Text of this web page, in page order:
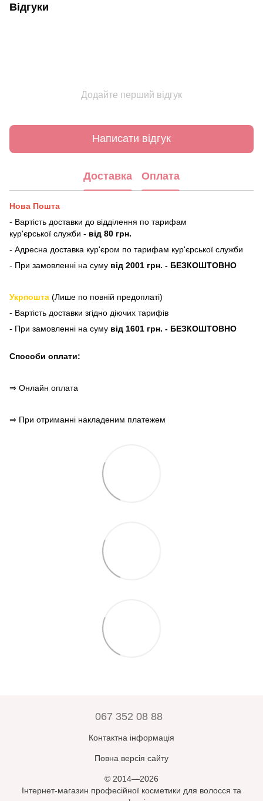
Відгуки
Додайте перший відгук
Написати відгук
Доставка Оплата
Нова Пошта
- Вартість доставки до відділення по тарифам
кур'єрської служби - від 80 грн.
- Адресна доставка кур'єром по тарифам кур'єрської служби
- При замовленні на суму від 2001 грн. - БЕЗКОШТОВНО
Укрпошта (Лише по повній предоплаті)
- Вартість доставки згідно діючих тарифів
- При замовленні на суму від 1601 грн. - БЕЗКОШТОВНО
Способи оплати:
⇒ Онлайн оплата
⇒ При отриманні накладеним платежем
067 352 08 88
Контактна інформація
Повна версія сайту
© 2014—2026
Інтернет-магазин професійної косметики для волосся та